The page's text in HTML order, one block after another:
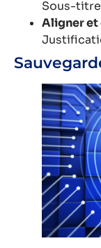
Sous-
Aligner